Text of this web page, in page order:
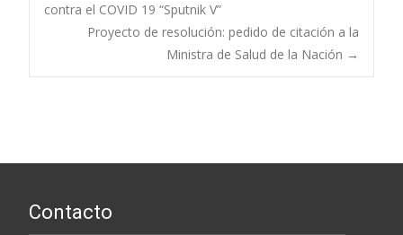
Navegación de
entradas
contra el COVID 19 “Sputnik V”
Proyecto de resolución: pedido de citación a la
Ministra de Salud de la Nación →
Contacto